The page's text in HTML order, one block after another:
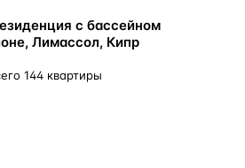
с бассейном
Лимассол, Кипр
144 квартиры